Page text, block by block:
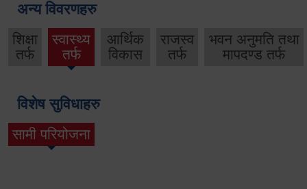
अन्य विवरणहरु
शिक्षा
तर्फ
स्वास्थ्य
तर्फ
आर्थिक
विकास
राजस्व
तर्फ
भवन अनुमति तथा
मापदण्ड तर्फ
विशेष सुविधाहरु
सामी परियोजना
(active tab)